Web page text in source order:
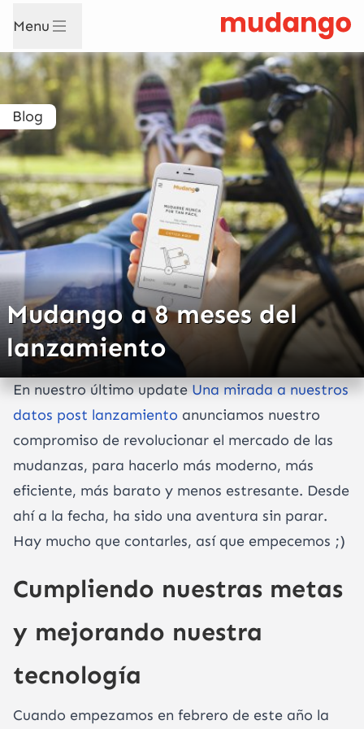
Menu
Mudango a 8 meses del
lanzamiento
Blog
En nuestro último updateUna mirada a nuestros
datos post lanzamiento anunciamos nuestro
compromiso de revolucionar el mercado de las
mudanzas, para hacerlo más moderno, más
eficiente, más barato y menos estresante. Desde
ahí a la fecha, ha sido una aventura sin parar.
Hay mucho que contarles, así que empecemos ;)
Cumpliendo nuestras metas
y mejorando nuestra
tecnología
Cuando empezamos en febrero de este año la